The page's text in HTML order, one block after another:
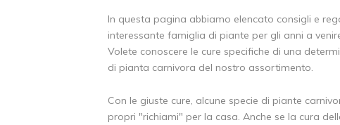
In questa pagina abbiamo elencato consigli e
interessante famiglia di piante per gli anni a
Volete conoscere le cure specifiche di una
di pianta carnivora del nostro assortimento.
Con le giuste cure, alcune specie di piante
propri "richiami" per la casa. Anche se la cura